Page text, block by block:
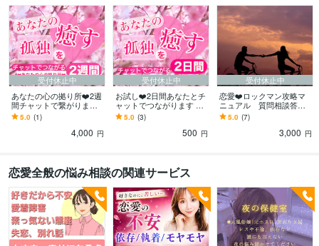
受付休止中
あなたの心の拠り所❤️2週
間チャットで繋がります
あなたの孤独を癒したい
❤️ひとりじゃないよ❤️い
5.0 (1)
4,000 円
受付休止中
お試し❤️2日間あなたとチ
ャットでつながります ❤️
初回のみ❤️あなたの孤独
を癒したい❤️ひとりじゃ
5.0 (3)
500 円
受付休止中
恋愛❤️ロックマン攻略マ
ニュアル 質問相談答え
ます ㊙️急に心を閉ざす男
の攻略法❤️3日間の質問&
5.0 (7)
3,000 円
恋愛全般の悩み相談の関連サービス